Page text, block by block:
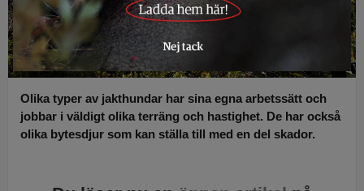
Olika typer av jakthundar har sina egna arbetssätt och
jobbar i väldigt olika terräng och hastighet. De har också
olika bytesdjur som kan ställa till med en del skador.